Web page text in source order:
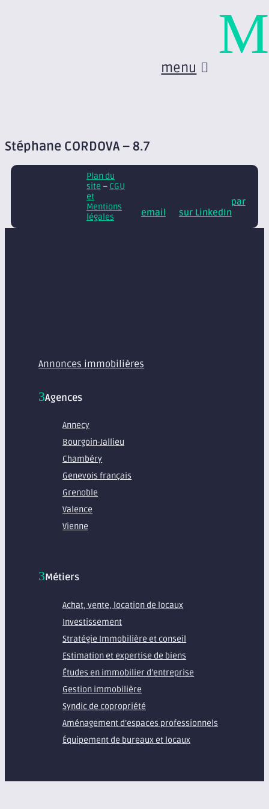
menu
Stéphane CORDOVA – 8.7
Plan du
site – CGU
et
Mentions
légales
par
email
sur LinkedIn
Annonces immobilières
Agences
Annecy
Bourgoin-Jallieu
Chambéry
Genevois français
Grenoble
Valence
Vienne
Métiers
Achat, vente, location de locaux
Investissement
Stratégie Immobilière et conseil
Estimation et expertise de biens
Études en immobilier d’entreprise
Gestion immobilière
Syndic de copropriété
Aménagement d’espaces professionnels
Équipement de bureaux et locaux
M